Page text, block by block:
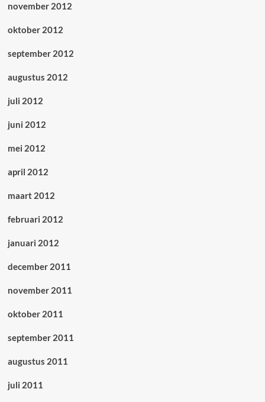
november 2012
oktober 2012
september 2012
augustus 2012
juli 2012
juni 2012
mei 2012
april 2012
maart 2012
februari 2012
januari 2012
december 2011
november 2011
oktober 2011
september 2011
augustus 2011
juli 2011